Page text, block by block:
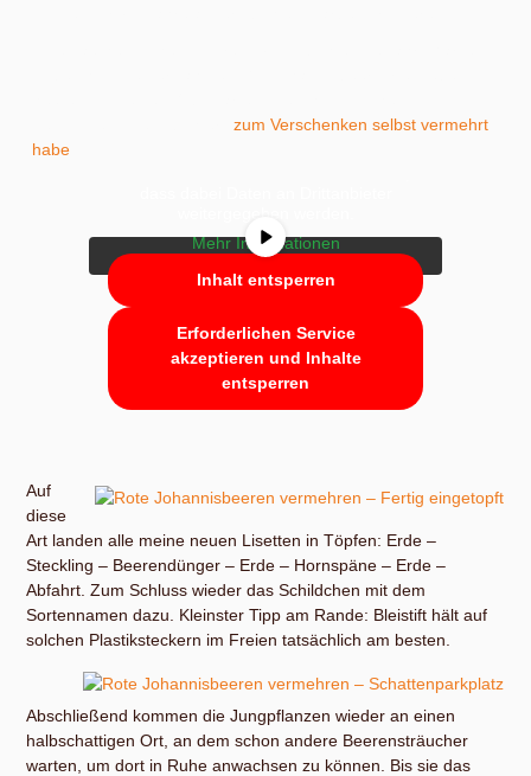
Zustimmung des Züchterszum Verschenken selbst vermehrt
habe
. Um auf den eigentlichen
Mehr Informationen
Inhalt entsperren
Erforderlichen Service
akzeptieren und Inhalte
entsperren
Auf
diese
Art landen alle meine neuen Lisetten in Töpfen: Erde –
Steckling – Beerendünger – Erde – Hornspäne – Erde –
Abfahrt. Zum Schluss wieder das Schildchen mit dem
Sortennamen dazu. Kleinster Tipp am Rande: Bleistift hält auf
solchen Plastiksteckern im Freien tatsächlich am besten.
Abschließend kommen die Jungpflanzen wieder an einen
halbschattigen Ort, an dem schon andere Beerensträucher
warten, um dort in Ruhe anwachsen zu können. Bis sie das